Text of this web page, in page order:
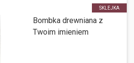
SKLEJKA
Bombka drewniana z
Twoim imieniem